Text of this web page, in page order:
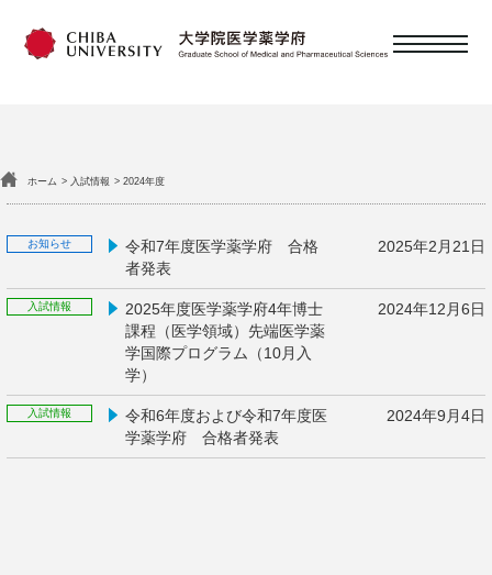
概要
教育
ホーム 入試情報 2024年度
令和7年度医学薬学府 合格
者発表
2025年2月21日
2025年度医学薬学府4年博士
課程（医学領域）先端医学薬
学国際プログラム（10月入
学）
2024年12月6日
令和6年度および令和7年度医
学薬学府 合格者発表
2024年9月4日